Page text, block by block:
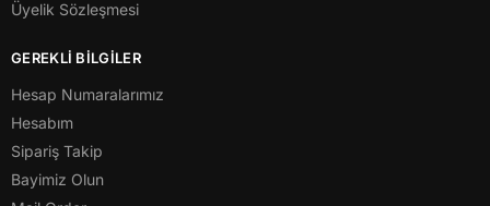
Üyelik Sözleşmesi
GEREKLİ BİLGİLER
Hesap Numaralarımız
Hesabım
Sipariş Takip
Bayimiz Olun